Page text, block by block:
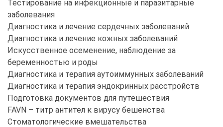
Тестирование на инфекционные и паразитарные
заболевания
Диагностика и лечение сердечных заболеваний
Диагностика и лечение кожных заболеваний
Искусственное осеменение, наблюдение за
беременностью и роды
Диагностика и терапия аутоиммунных заболеваний
Диагностика и терапия эндокринных расстройств
Подготовка документов для путешествия
FAVN – титр антител к вирусу бешенства
Стоматологические вмешательства